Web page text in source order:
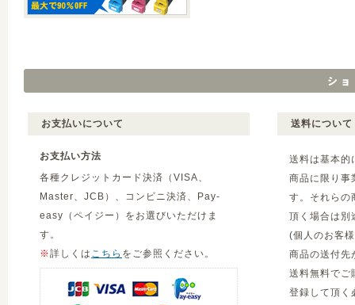
お支払いについて
お支払い方法
各種クレジットカード決済（VISA、
Master、JCB）、コンビニ決済、Pay-
easy（ペイジー）をお選びいただけま
す。
※詳しくは こちら をご参照ください。
送料について
送料は基本的
商品に限り事
す。それらの
頂く場合は別
(個人のお客
商品の送付先
送料無料でご
登録して頂く